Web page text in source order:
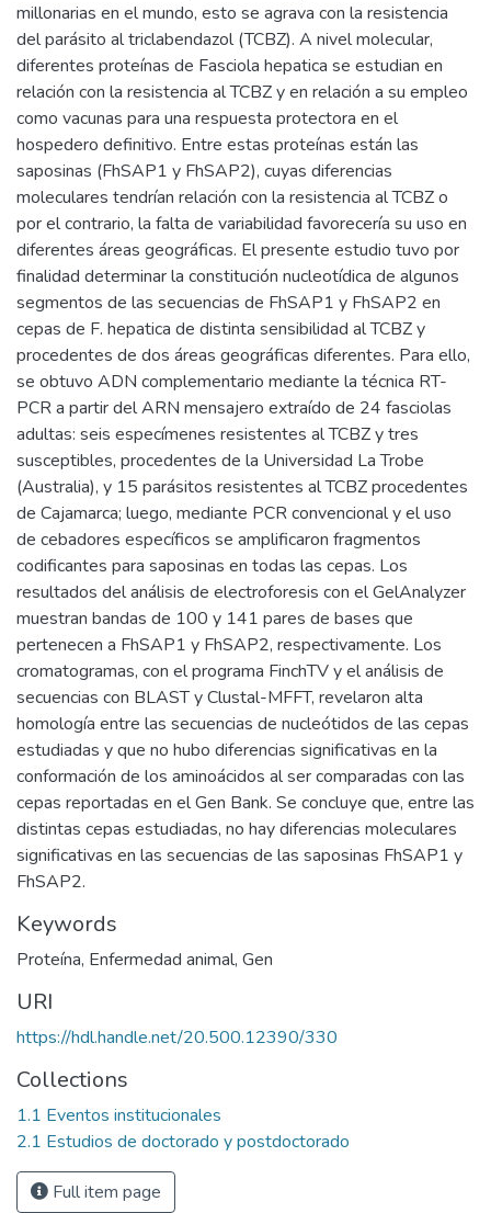
millonarias en el mundo, esto se agrava con la resistencia
del parásito al triclabendazol (TCBZ). A nivel molecular,
diferentes proteínas de Fasciola hepatica se estudian en
relación con la resistencia al TCBZ y en relación a su empleo
como vacunas para una respuesta protectora en el
hospedero definitivo. Entre estas proteínas están las
saposinas (FhSAP1 y FhSAP2), cuyas diferencias
moleculares tendrían relación con la resistencia al TCBZ o
por el contrario, la falta de variabilidad favorecería su uso en
diferentes áreas geográficas. El presente estudio tuvo por
finalidad determinar la constitución nucleotídica de algunos
segmentos de las secuencias de FhSAP1 y FhSAP2 en
cepas de F. hepatica de distinta sensibilidad al TCBZ y
procedentes de dos áreas geográficas diferentes. Para ello,
se obtuvo ADN complementario mediante la técnica RT-
PCR a partir del ARN mensajero extraído de 24 fasciolas
adultas: seis especímenes resistentes al TCBZ y tres
susceptibles, procedentes de la Universidad La Trobe
(Australia), y 15 parásitos resistentes al TCBZ procedentes
de Cajamarca; luego, mediante PCR convencional y el uso
de cebadores específicos se amplificaron fragmentos
codificantes para saposinas en todas las cepas. Los
resultados del análisis de electroforesis con el GelAnalyzer
muestran bandas de 100 y 141 pares de bases que
pertenecen a FhSAP1 y FhSAP2, respectivamente. Los
cromatogramas, con el programa FinchTV y el análisis de
secuencias con BLAST y Clustal-MFFT, revelaron alta
homología entre las secuencias de nucleótidos de las cepas
estudiadas y que no hubo diferencias significativas en la
conformación de los aminoácidos al ser comparadas con las
cepas reportadas en el Gen Bank. Se concluye que, entre las
distintas cepas estudiadas, no hay diferencias moleculares
significativas en las secuencias de las saposinas FhSAP1 y
FhSAP2.
Keywords
Proteína, Enfermedad animal, Gen
URI
https://hdl.handle.net/20.500.12390/330
Collections
1.1 Eventos institucionales
2.1 Estudios de doctorado y postdoctorado
Full item page